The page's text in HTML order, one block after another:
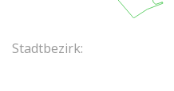
Stadtbezirk: